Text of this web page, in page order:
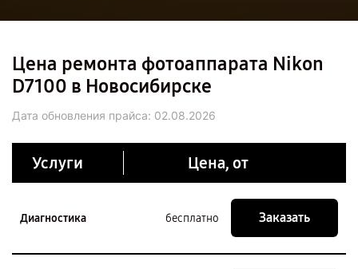
Цена ремонта фотоаппарата Nikon
D7100 в Новосибирске
Дата обновления прайса: 02.08.2026
Услуги Цена, от
Диагностика бесплатно Заказать